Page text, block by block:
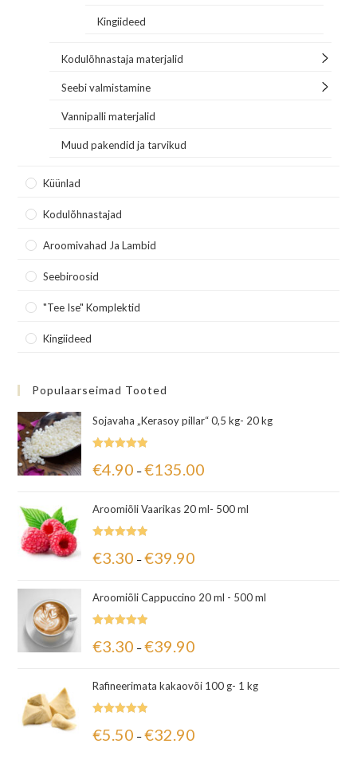
Kingiideed
Kodulõhnastaja materjalid
Seebi valmistamine
Vannipalli materjalid
Muud pakendid ja tarvikud
Küünlad
Kodulõhnastajad
Aroomivahad Ja Lambid
Seebiroosid
"Tee Ise" Komplektid
Kingiideed
Populaarseimad Tooted
Sojavaha „Kerasoy pillar“ 0,5 kg- 20 kg
5.00/ 5
€4.90 – €135.00
Aroomiõli Vaarikas 20 ml- 500 ml
5.00/ 5
€3.30 – €39.90
Aroomiõli Cappuccino 20 ml - 500 ml
5.00/ 5
€3.30 – €39.90
Rafineerimata kakaovõi 100 g- 1 kg
5.00 / 5
€5.50 – €32.90